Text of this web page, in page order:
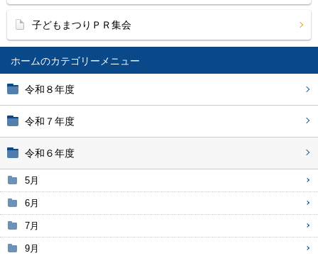
ホーム
令和８年度
令和７年度
令和６年度
5月
6月
7月
9月
子どもまつりＰＲ集会